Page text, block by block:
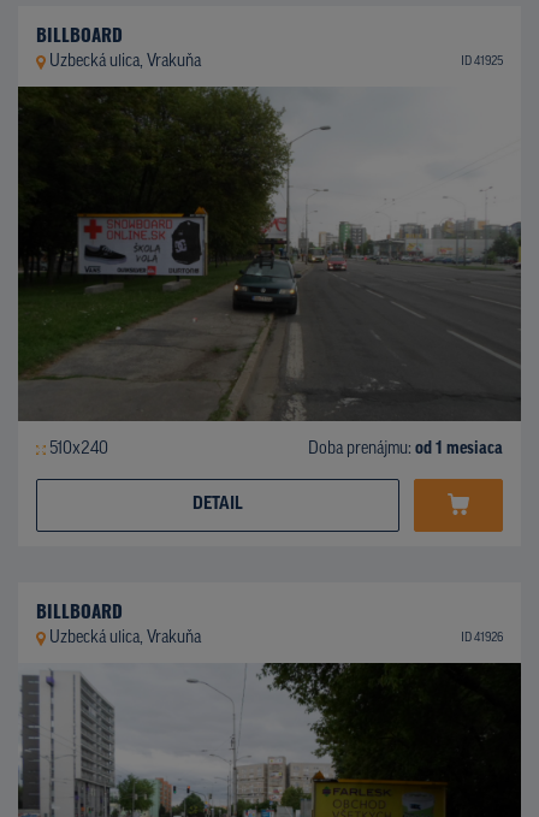
BILLBOARD
Uzbecká ulica, Vrakuňa ID 41925
510x240 Doba prenájmu: od 1 mesiaca
DETAIL
BILLBOARD
Uzbecká ulica, Vrakuňa ID 41926